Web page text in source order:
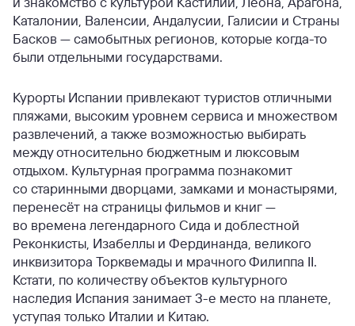
Каталонии, Валенсии, Андалусии, Галисии и Страны
Басков — самобытных регионов, которые когда-то
были отдельными государствами.
Курорты Испании привлекают туристов отличными
пляжами, высоким уровнем сервиса и множеством
развлечений, а также возможностью выбирать
между относительно бюджетным и люксовым
отдыхом. Культурная программа познакомит
со старинными дворцами, замками и монастырями,
перенесёт на страницы фильмов и книг —
во времена легендарного Сида и доблестной
Реконкисты, Изабеллы и Фердинанда, великого
инквизитора Торквемады и мрачного Филиппа II.
Кстати, по количеству объектов культурного
наследия Испания занимает 3-е место на планете,
уступая только Италии и Китаю.